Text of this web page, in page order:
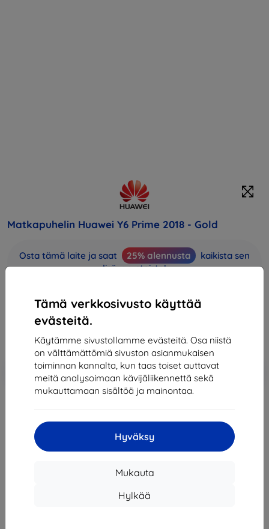
Tämä verkkosivusto käyttää
evästeitä.
Käytämme sivustollamme evästeitä. Osa niistä
on välttämättömiä sivuston asianmukaisen
toiminnan kannalta, kun taas toiset auttavat
meitä analysoimaan kävijäliikennettä sekä
mukauttamaan sisältöä ja mainontaa.
Hyväksy
Mukauta
Hylkää
Matkapuhelin Huawei Y6 Prime 2018 - Gold
Osta tämä laite ja saat 25% alennusta
kaikista sen
lisävarusteista!
178,89 €
161,00 €
Hinta ilman ALV:tä 129,84 €
-10%
Alennus kupongilla
EXTRA10
Lisää
ostoskoriin
Loppuunmyyty
Loppuunmyyty
Muut tämän tuotteen vaihtoehdot